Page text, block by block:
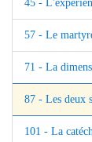
45 -
57 - Le
71 - La
87 - Les deux
101 - La